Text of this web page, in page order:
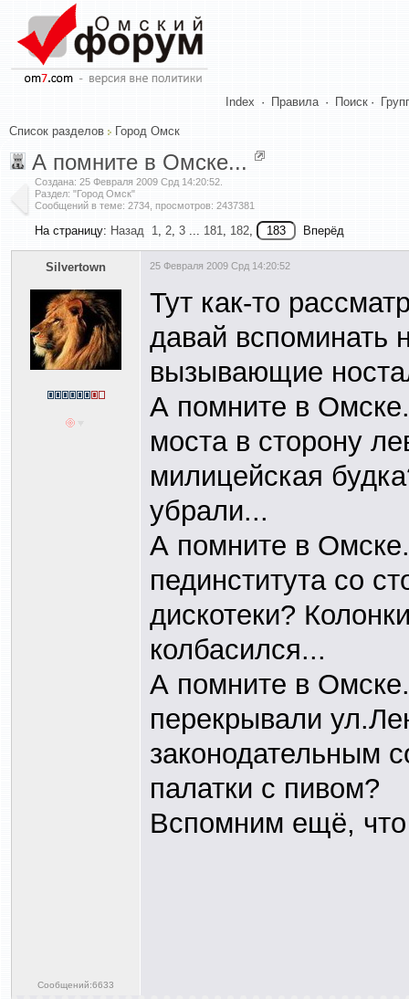
Index · Правила · Поиск ·
Список разделов Город Омск
А помните в Омске...
Создана: 25 Февраля 2009 Срд 14:20:52
Раздел: "Город Омск"
Сообщений в теме: 2734, просмотров: 2437381
На страницу: Назад 1, 2, 3 ... 181, 182, Вперёд
Silvertown
Сообщений:6633
25 Февраля 2009 Срд 14:20:52
Тут как-то
давай вспоминать
вызывающие
А помните в
моста в сторону
милицейская
убрали...
А помните в
пединститута со
дискотеки?
колбасился...
А помните в
перекрывали
законодательным
палатки с пивом?
Вспомним ещё,